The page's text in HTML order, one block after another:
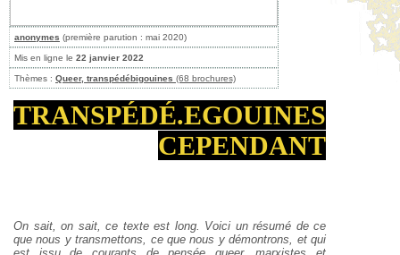
anonymes (première parution : mai 2020)
Mis en ligne le 22 janvier 2022
Thèmes : Queer, transpédébigouines (68 brochures)
TRANSPÉDÉ.EGOUINES
CEPENDANT
On sait, on sait, ce texte est long. Voici un résumé de ce
que nous y transmettons, ce que nous y démontrons, et qui